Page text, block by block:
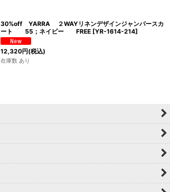
30%off YARRA ２WAYリネンデザインジャンパースカ
ート 55；ネイビー FREE [YR-1614-214]
12,320円(税込)
在庫数 あり